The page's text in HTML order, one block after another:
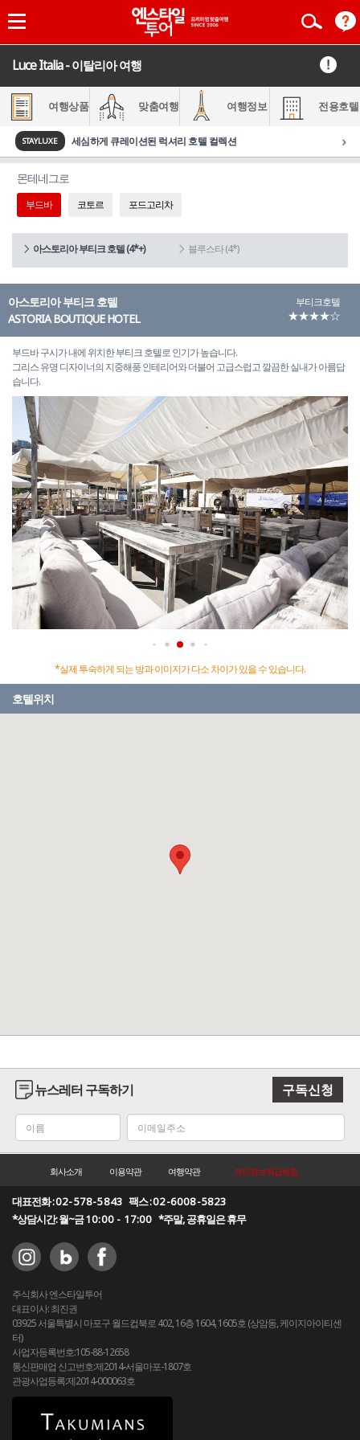
Luce Italia - 이탈리아 여행
여행상품 맞춤여행 여행정보 전용호텔
STAYLUXE 세심하게 큐레이션된 럭셔리 호텔 컬렉션 ›
몬테네그로
부드바 코토르 포드고리차
아스토리아 부티크 호텔 (4*+) 블루스타 (4*)
아스토리아 부티크 호텔
ASTORIA BOUTIQUE HOTEL
부티크호텔
★★★★☆
부드바 구시가 내에 위치한 부티크 호텔로 인기가 높습니다.
그리스 유명 디자이너의 지중해풍 인테리어와 더불어 고급스럽고 깔끔한 실내가 아름답
습니다.
*실제 투숙하게 되는 방과 이미지가 다소 차이가 있을 수 있습니다.
호텔위치
뉴스레터 구독하기 구독신청
회사소개 이용약관 여행약관 개인정보취급방침
대표전화 :02-578-5843 팩스 :02-6008-5823
*상담시간: 월~금10:00 - 17:00 *주말, 공휴일은 휴무
주식회사 엔스타일투어
대표이사: 최진권
03925 서울특별시 마포구 월드컵북로 402, 16층 1604, 1605호 (상암동, 케이지아이티센
터)
사업자등록번호:105-88-12658
통신판매업 신고번호:제2014-서울마포-1807호
관광사업등록:제2014-000063호